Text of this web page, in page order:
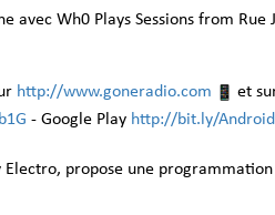
avec Wh0 Plays Sessions from
http://www.goneradio.com
et
- Google Play http://bit.ly/
Electro, propose une